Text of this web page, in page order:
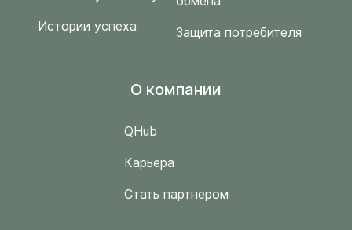
Истории успеха
Защита потребителя
O компании
QHub
Карьера
Стать партнером